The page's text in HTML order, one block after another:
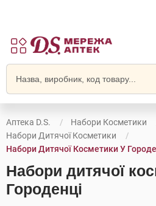
Аптека D.S.
Набори Косметики
Набори Дитячої Косметики
Набори Дитячої Косметики У
Набори дитячої
Городенці